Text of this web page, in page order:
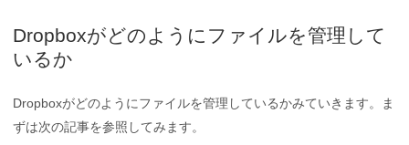
Dropboxがどのようにファイルを管理して
いるか
Dropboxがどのようにファイルを管理しているかみていきます。ま
ずは次の記事を参照してみます。